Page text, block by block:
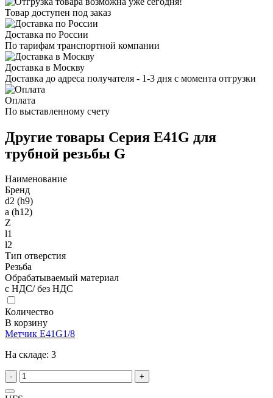
Товар доступен под заказ
Доставка по России
По тарифам транспортной компании
Доставка в Москву
Доставка до адреса получателя - 1-3 дня с момента отгрузки
Оплата
По выставленному счету
Другие товары Серия E41G для
трубной резьбы G
Наименование
Бренд
d2 (h9)
a (h12)
Z
l1
l2
Тип отверстия
Резьба
Обрабатываемый материал
с НДС/ без НДС
Количество
В корзину
Метчик E41G1/8
На складе: 3
- +